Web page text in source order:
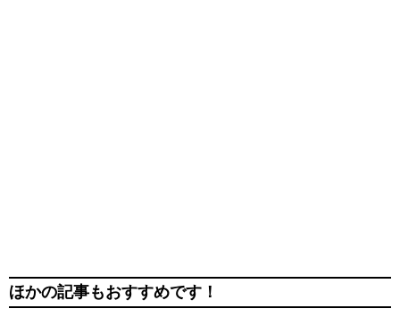
ほかの記事もおすすめです！